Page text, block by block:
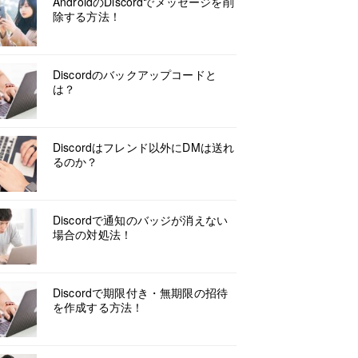
除する方法！
Discordのバックアップコードと
は？
Discordはフレンド以外にDMは送れ
るのか？
Discordで通知のバッジが消えない
場合の対処法！
Discordで期限付き・無期限の招待
を作成する方法！